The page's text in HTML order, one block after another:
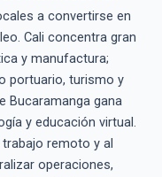
a convertirse en
Cali concentra gran
y manufactura;
portuario, turismo y
Bucaramanga gana
y educación virtual.
remoto y al
operaciones,